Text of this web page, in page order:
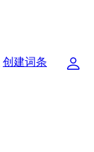
创建词条